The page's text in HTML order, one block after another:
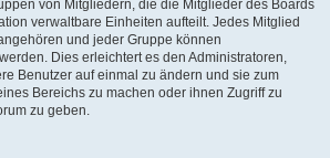
von Mitgliedern, die die Mitglieder des Boards
verwaltbare Einheiten aufteilt. Jedes Mitglied
und jeder Gruppe können
Dies erleichtert es den Administratoren,
Benutzer auf einmal zu ändern und sie zum
Bereichs zu machen oder ihnen Zugriff zu
zu geben.